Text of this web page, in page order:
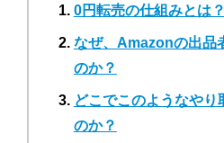
0円転売の仕組みとは？
なぜ、Amazonの出品
のか？
どこでこのようなやり
のか？